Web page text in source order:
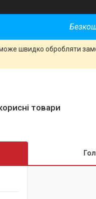
швидко обробляти
товари